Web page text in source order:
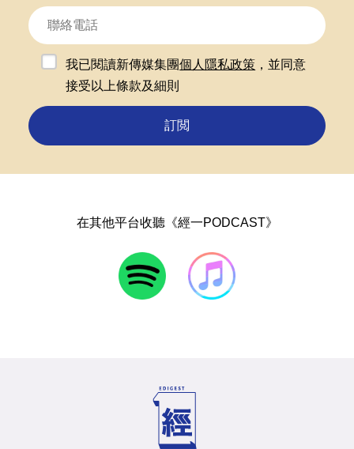
我已閱讀新傳媒集團個人隱私政策 ，並同意
接受以上條款及細則
訂閲
在其他平台收聽《經一PODCAST》